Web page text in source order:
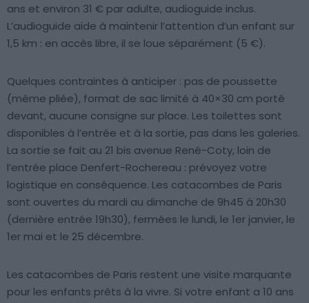
ans et environ 31 € par adulte, audioguide inclus.
L’audioguide aide à maintenir l’attention d’un enfant sur
1,5 km : en accès libre, il se loue séparément (5 €).
Quelques contraintes à anticiper : pas de poussette
(même pliée), format de sac limité à 40×30 cm porté
devant, aucune consigne sur place. Les toilettes sont
disponibles à l’entrée et à la sortie, pas dans les galeries.
La sortie se fait au 21 bis avenue René-Coty, loin de
l’entrée place Denfert-Rochereau : prévoyez votre
logistique en conséquence. Les catacombes de Paris
sont ouvertes du mardi au dimanche de 9h45 à 20h30
(dernière entrée 19h30), fermées le lundi, le 1er janvier, le
1er mai et le 25 décembre.
Les catacombes de Paris restent une visite marquante
pour les enfants prêts à la vivre. Si votre enfant a 10 ans